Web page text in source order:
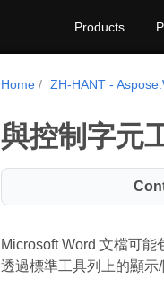
Products
Home ZH-HANT -
與控制字元
Microsoft Word 文檔可
透過標準工具列上的顯示